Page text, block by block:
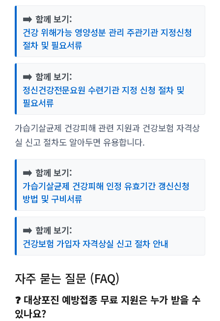
➡️ 함께 보기:
건강 위해가능 영양성분 관리 주관기관 지정신청
절차 및 필요서류
➡️ 함께 보기:
정신건강전문요원 수련기관 지정 신청 절차 및
필요서류
가습기살균제 건강피해 관련 지원과 건강보험 자격상
실 신고 절차도 알아두면 유용합니다.
➡️ 함께 보기:
가습기살균제 건강피해 인정 유효기간 갱신신청
방법 및 구비서류
➡️ 함께 보기:
건강보험 가입자 자격상실 신고 절차 안내
자주 묻는 질문 (FAQ)
❓ 대상포진 예방접종 무료 지원은 누가 받을 수
있나요?